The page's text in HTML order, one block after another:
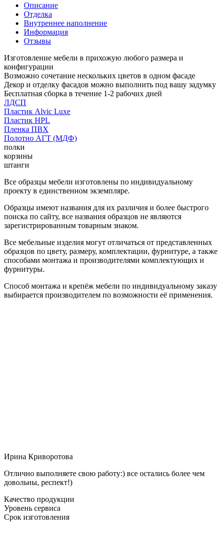
Описание
Отделка
Внутреннее наполнение
Информация
Отзывы
Изготовление мебели в прихожую любого размера и
конфигурации
Возможно сочетание нескольких цветов в одном фасаде
Декор и отделку фасадов можно выполнить под вашу задумку
Бесплатная сборка в течение 1-2 рабочих дней
ЛДСП
Пластик Alvic Luxe
Пластик HPL
Пленка ПВХ
Полотно АГТ (МДФ)
полки
корзины
штанги
Все образцы мебели изготовлены по индивидуальному
проекту в единственном экземпляре.
Образцы имеют названия для их различия и более быстрого
поиска по сайту, все названия образцов не являются
зарегистрированным товарным знаком.
Все мебельные изделия могут отличаться от представленных
образцов по цвету, размеру, комплектации, фурнитуре, а также
способами монтажа и производителями комплектующих и
фурнитуры.
Способ монтажа и крепёж мебели по индивидуальному заказу
выбирается производителем по возможности её применения.
Ирина Криворотова
Отлично выполняете свою работу:) все остались более чем
довольны, респект!)
Качество продукции
Уровень сервиса
Срок изготовления